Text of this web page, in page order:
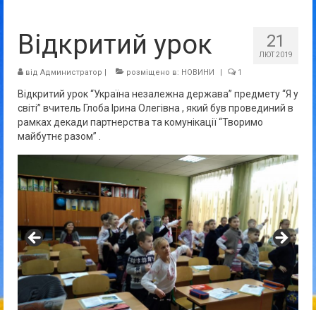
Дошка оголошень
Батькам та учням
Прозорість та відкритість
21
ЛЮТ 2019
Відкритий урок
від Администратор | розміщено в: НОВИНИ | 1
Відкритий урок “Україна незалежна держава” предмету “Я у
світі” вчитель Глоба Ірина Олегівна , який був провединий в
рамках декади партнерства та комунікації “Творимо
майбутнє разом” .